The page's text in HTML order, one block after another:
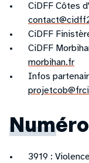
CiDFF Côtes
CiDFF
CiDFF
morbihan.fr
Infos
3919 :